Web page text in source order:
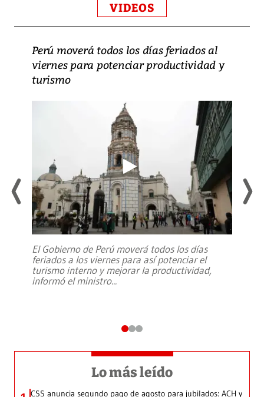
VIDEOS
Perú moverá todos los días feriados al
viernes para potenciar productividad y
turismo
El Gobierno de Perú moverá todos los días
feriados a los viernes para así potenciar el
turismo interno y mejorar la productividad,
informó el ministro...
Lo más leído
CSS anuncia segundo pago de agosto para jubilados: ACH y